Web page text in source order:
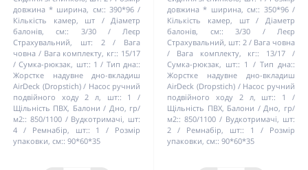
довжина * ширина, см:: 390*96
Кількість камер, шт / Діаметр
балонів, см::
3/30
Леєр
Страхувальний, шт:
2
Вага
човна / Вага комплекту, кг:: 15/17
Сумка-рюкзак, шт:: 1
Тип дна::
Жорстке надувне дно-вкладиш
AirDeck (Dropstich)
Насос ручний
подвійного ходу 2 л, шт::
1
Щільність ПВХ, Балони / Дно, гр/
м2:: 850/1100
Вудкотримачі, шт:
4
Ремнабір, шт:: 1
Розмір
упаковки, см:: 90*60*35
довжина * ширина, см:: 350*96
Кількість камер, шт / Діаметр
балонів, см::
3/30
Леєр
Страхувальний, шт: 2
Вага човна
/ Вага комплекту, кг::
13/17
Сумка-рюкзак, шт:: 1
Тип дна::
Жорстке надувне дно-вкладиш
AirDeck (Dropstich)
Насос ручний
подвійного ходу 2 л, шт::
1
Щільність ПВХ, Балони / Дно, гр/
м2:: 850/1100
Вудкотримачі, шт:
2
Ремнабір, шт:: 1
Розмір
упаковки, см:: 90*60*35